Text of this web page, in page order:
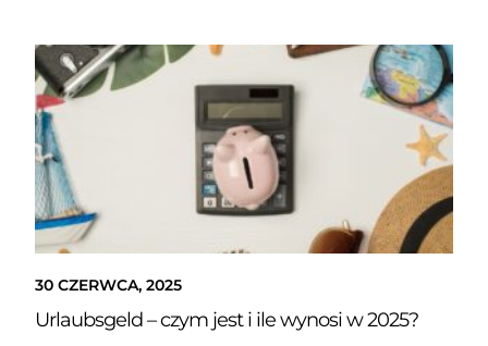
Urlaubsgeld – czym jest i ile wynosi w 2025?
30 CZERWCA, 2025